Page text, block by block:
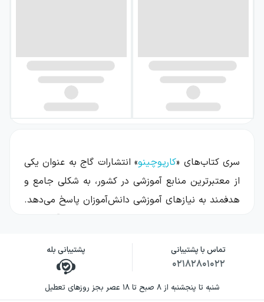
سری کتاب‌های «کارپوچینو» انتشارات گاج به عنوان یکی
از معتبرترین منابع آموزشی در کشور، به شکلی جامع و
هدفمند به نیازهای آموزشی دانش‌آموزان پاسخ می‌دهد.
این مجموعه با طراحی خاص خود، به دانش‌آموزان از
مفاهیم درسی به‌طور عمیق‌تری آشنا شوند. یکی از
ویژگی‌های منحصر به‌فرد این مجموعه، به‌روز بودن
محتوای آن است که با توجه به تغییرات مداوم در
تماس با پشتیبانی
۰۲۱۸۲۸۰۱۰۲۲
پشتیبانی بله
شنبه تا پنجشنبه از ۸ صبح تا ۱۸ عصر بجز روزهای تعطیل